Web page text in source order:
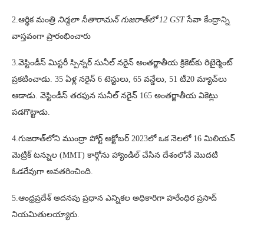
2.ఆర్థిక మంత్రి నిర్మలా సీతారామన్ గుజరాత్‌లో 12 GSTసేవా కేంద్రాన్ని
వాస్తవంగా ప్రారంభించారు
3.వెస్టిండీస్ మిస్టరీ స్పిన్నర్ సునీల్ నరైన్ అంతర్జాతీయ క్రికెట్‌కు రిటైర్మెంట్
ప్రకటించాడు. 35 ఏళ్ల నరైన్ 6 టెస్టులు, 65 వన్డేలు, 51 టీ20 మ్యాచ్‌లు
ఆడాడు. వెస్టిండీస్ తరఫున సునీల్ నరైన్ 165 అంతర్జాతీయ వికెట్లు
పడగొట్టాడు.
4.గుజరాత్‌లోని ముంద్రా పోర్ట్ అక్టోబర్ 2023లో ఒక నెలలో 16 మిలియన్
మెట్రిక్ టన్నుల (MMT) కార్గోను హ్యాండిల్ చేసిన దేశంలోనే మొదటి
ఓడరేవుగా అవతరించింది.
5.ఆంధ్రప్రదేశ్ అదనపు ప్రధాన ఎన్నికల అధికారిగా హరేంధిర ప్రసాద్
నియమితులయ్యారు.